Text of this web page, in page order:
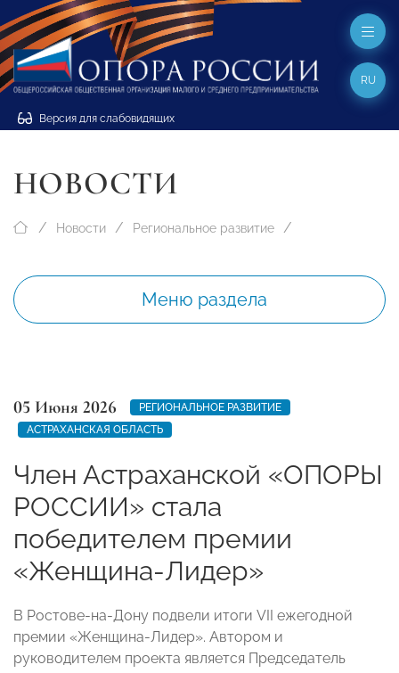
Версия для слабовидящих
RU
НОВОСТИ
Новости Региональное развитие
Меню раздела
05 Июня 2026
РЕГИОНАЛЬНОЕ РАЗВИТИЕ
АСТРАХАНСКАЯ ОБЛАСТЬ
Член Астраханской «ОПОРЫ
РОССИИ» стала
победителем премии
«Женщина-Лидер»
В Ростове-на-Дону подвели итоги VII ежегодной
премии «Женщина-Лидер». Автором и
руководителем проекта является Председатель